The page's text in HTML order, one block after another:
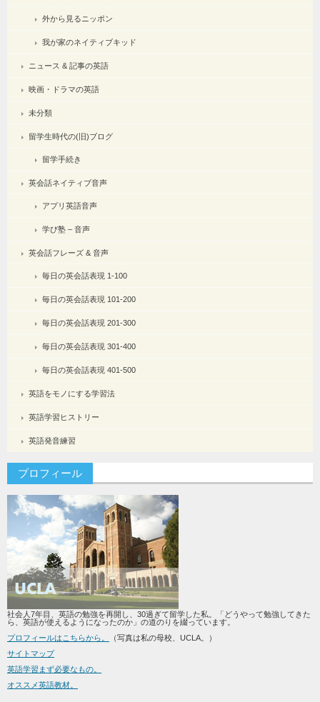
外から見るニッポン
我が家のネイティブキッド
ニュース & 記事の英語
映画・ドラマの英語
未分類
留学生時代の(旧)ブログ
留学手続き
英会話ネイティブ音声
アプリ英語音声
学び塾 – 音声
英会話フレーズ & 音声
毎日の英会話表現 1-100
毎日の英会話表現 101-200
毎日の英会話表現 201-300
毎日の英会話表現 301-400
毎日の英会話表現 401-500
英語をモノにする学習法
英語学習ヒストリー
英語発音練習
プロフィール
社会人7年目、英語の勉強を再開し、30過ぎて留学した私。「どうやって勉強してきた
ら、英語が使えるようになったのか」の道のりを綴っています。
プロフィールはこちらから。
（写真は私の母校、UCLA。）
サイトマップ
英語学習まず必要なもの。
オススメ英語教材。